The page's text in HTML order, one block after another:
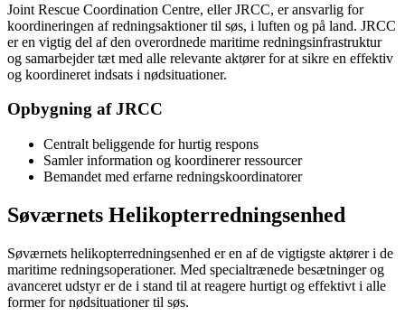
Joint Rescue Coordination Centre, eller JRCC, er ansvarlig for
koordineringen af redningsaktioner til søs, i luften og på land. JRCC
er en vigtig del af den overordnede maritime redningsinfrastruktur
og samarbejder tæt med alle relevante aktører for at sikre en effektiv
og koordineret indsats i nødsituationer.
Opbygning af JRCC
Centralt beliggende for hurtig respons
Samler information og koordinerer ressourcer
Bemandet med erfarne redningskoordinatorer
Søværnets Helikopterredningsenhed
Søværnets helikopterredningsenhed er en af de vigtigste aktører i de
maritime redningsoperationer. Med specialtrænede besætninger og
avanceret udstyr er de i stand til at reagere hurtigt og effektivt i alle
former for nødsituationer til søs.